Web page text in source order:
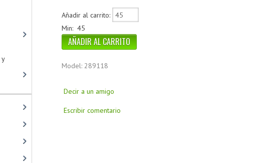
Añadir al carrito:
Min: 45
Model: 289118
Decir a un amigo
Escribir comentario